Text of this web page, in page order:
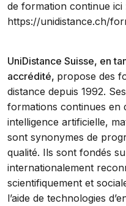
de formation continue ici
https://unidistance.ch/
UniDistance Suisse, en
accrédité, propose des
distance depuis 1992.
formations continues en
intelligence artificielle,
sont synonymes de
qualité. Ils sont fondés
internationalement
scientifiquement et
l’aide de technologies